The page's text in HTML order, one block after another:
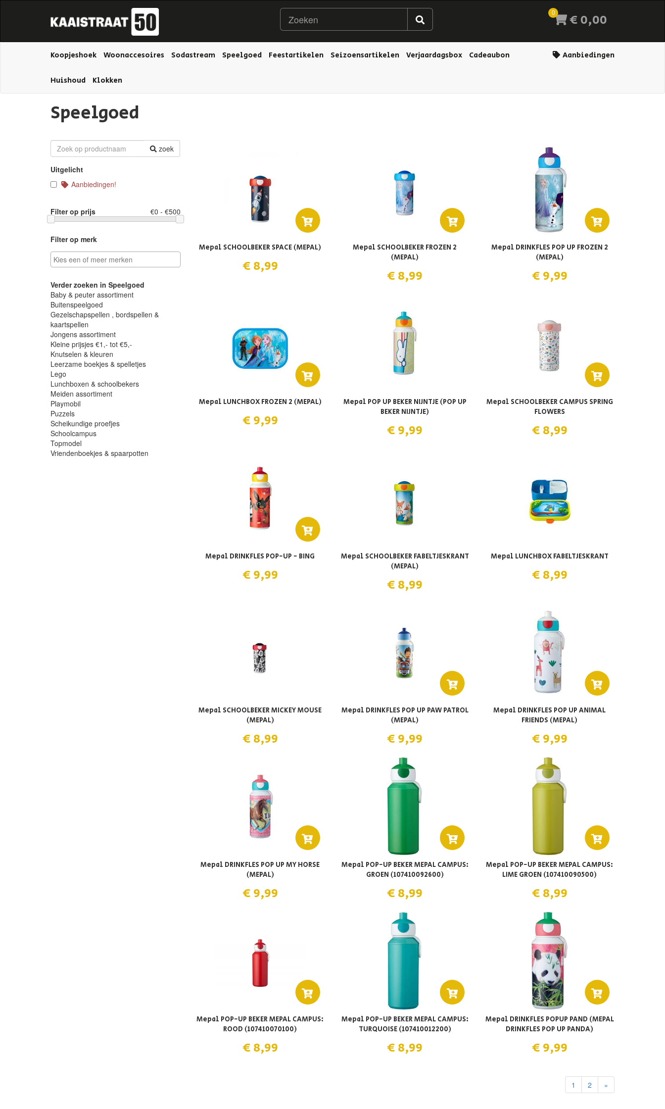
€ 0,00
0
Aanbiedingen
Koopjeshoek Woonaccesoires Sodastream Speelgoed Feestartikelen Seizoensartikelen Verjaardagsbox Cadeaubon
Huishoud Klokken
Speelgoed
zoek
Uitgelicht
Aanbiedingen!
€0 - €500
Filter op prijs
Filter op merk
Verder zoeken in Speelgoed
Baby & peuter assortiment
Buitenspeelgoed
Gezelschapspellen , bordspellen &
kaartspellen
Jongens assortiment
Kleine prijsjes €1,- tot €5,-
Knutselen & kleuren
Leerzame boekjes & spelletjes
Lego
Lunchboxen & schoolbekers
Meiden assortiment
Playmobil
Puzzels
Scheikundige proefjes
Schoolcampus
Topmodel
Vriendenboekjes & spaarpotten
Mepal SCHOOLBEKER SPACE (MEPAL)
€ 8,99
Mepal SCHOOLBEKER FROZEN 2
(MEPAL)
€ 8,99
Mepal DRINKFLES POP UP FROZEN 2
(MEPAL)
€ 9,99
Mepal LUNCHBOX FROZEN 2 (MEPAL)
€ 9,99
Mepal POP UP BEKER NIJNTJE (POP UP
BEKER NIJNTJE)
€ 9,99
Mepal SCHOOLBEKER CAMPUS SPRING
FLOWERS
€ 8,99
Mepal DRINKFLES POP-UP - BING
€ 9,99
Mepal SCHOOLBEKER FABELTJESKRANT
(MEPAL)
€ 8,99
Mepal LUNCHBOX FABELTJESKRANT
€ 8,99
Mepal SCHOOLBEKER MICKEY MOUSE
(MEPAL)
€ 8,99
Mepal DRINKFLES POP UP PAW PATROL
(MEPAL)
€ 9,99
Mepal DRINKFLES POP UP ANIMAL
FRIENDS (MEPAL)
€ 9,99
Mepal DRINKFLES POP UP MY HORSE
(MEPAL)
€ 9,99
Mepal POP-UP BEKER MEPAL CAMPUS:
GROEN (107410092600)
€ 8,99
Mepal POP-UP BEKER MEPAL CAMPUS:
LIME GROEN (107410090500)
€ 8,99
Mepal POP-UP BEKER MEPAL CAMPUS:
ROOD (107410070100)
€ 8,99
Mepal POP-UP BEKER MEPAL CAMPUS:
TURQUOISE (107410012200)
€ 8,99
Mepal DRINKFLES POPUP PAND (MEPAL
DRINKFLES POP UP PANDA)
€ 9,99
1 2 »